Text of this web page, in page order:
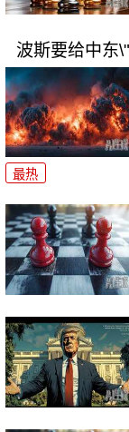
波斯要给中东
最热